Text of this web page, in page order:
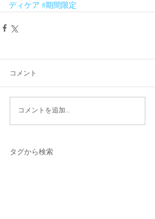
タグから検索
ディケア #期間限定
コメント
コメントを追加…